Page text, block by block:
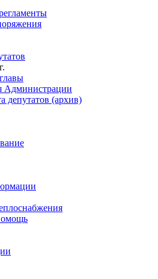
Администрации
депутатов (архив)